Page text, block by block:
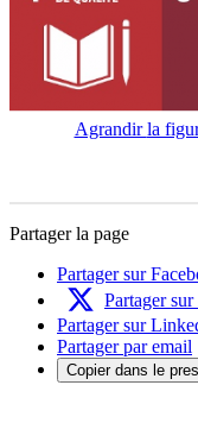
Agrandirla
Partager la page
Partager sur
Partager
Partager sur
Partager par email
Copier dans le